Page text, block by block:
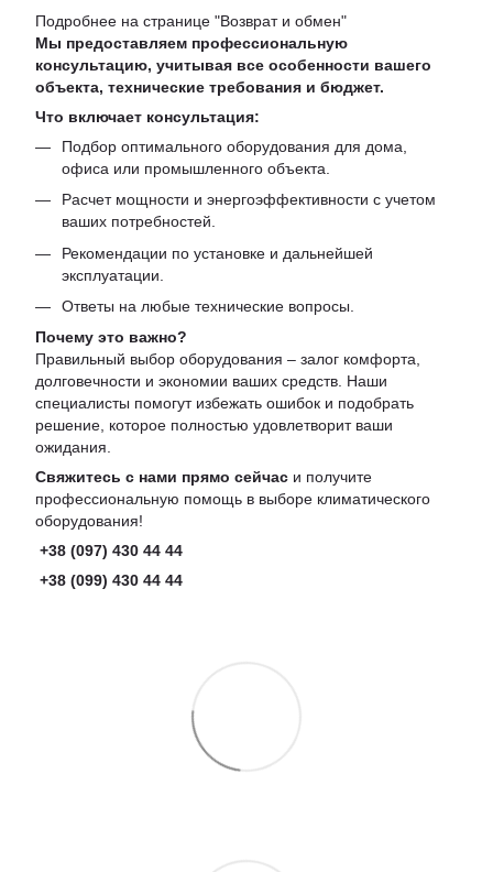
Подробнее на странице "Возврат и обмен"
Мы предоставляем профессиональную
консультацию, учитывая все особенности вашего
объекта, технические требования и бюджет.
Что включает консультация:
Подбор оптимального оборудования для дома,
офиса или промышленного объекта.
Расчет мощности и энергоэффективности с учетом
ваших потребностей.
Рекомендации по установке и дальнейшей
эксплуатации.
Ответы на любые технические вопросы.
Почему это важно?
Правильный выбор оборудования – залог комфорта,
долговечности и экономии ваших средств. Наши
специалисты помогут избежать ошибок и подобрать
решение, которое полностью удовлетворит ваши
ожидания.
Свяжитесь с нами прямо сейчас и получите
профессиональную помощь в выборе климатического
оборудования!
+38 (097) 430 44 44
+38 (099) 430 44 44